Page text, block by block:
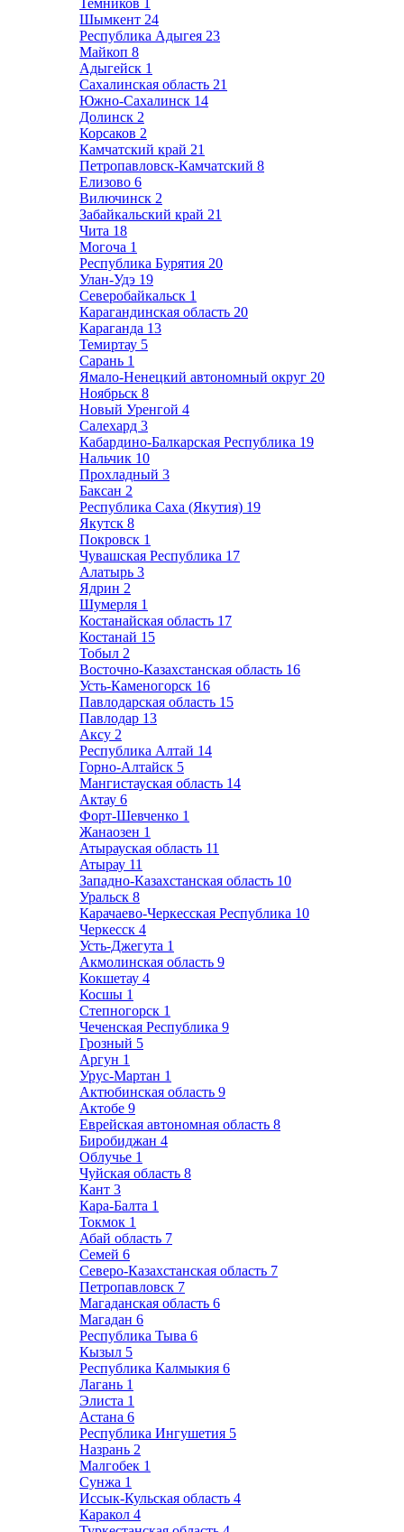
Темников 1
Шымкент 24
Республика Адыгея 23
Майкоп 8
Адыгейск 1
Сахалинская область 21
Южно-Сахалинск 14
Долинск 2
Корсаков 2
Камчатский край 21
Петропавловск-Камчатский 8
Елизово 6
Вилючинск 2
Забайкальский край 21
Чита 18
Могоча 1
Республика Бурятия 20
Улан-Удэ 19
Северобайкальск 1
Карагандинская область 20
Караганда 13
Темиртау 5
Сарань 1
Ямало-Ненецкий автономный округ 20
Ноябрьск 8
Новый Уренгой 4
Салехард 3
Кабардино-Балкарская Республика 19
Нальчик 10
Прохладный 3
Баксан 2
Республика Саха (Якутия) 19
Якутск 8
Покровск 1
Чувашская Республика 17
Алатырь 3
Ядрин 2
Шумерля 1
Костанайская область 17
Костанай 15
Тобыл 2
Восточно-Казахстанская область 16
Усть-Каменогорск 16
Павлодарская область 15
Павлодар 13
Аксу 2
Республика Алтай 14
Горно-Алтайск 5
Мангистауская область 14
Актау 6
Форт-Шевченко 1
Жанаозен 1
Атырауская область 11
Атырау 11
Западно-Казахстанская область 10
Уральск 8
Карачаево-Черкесская Республика 10
Черкесск 4
Усть-Джегута 1
Акмолинская область 9
Кокшетау 4
Косшы 1
Степногорск 1
Чеченская Республика 9
Грозный 5
Аргун 1
Урус-Мартан 1
Актюбинская область 9
Актобе 9
Еврейская автономная область 8
Биробиджан 4
Облучье 1
Чуйская область 8
Кант 3
Кара-Балта 1
Токмок 1
Абай область 7
Семей 6
Северо-Казахстанская область 7
Петропавловск 7
Магаданская область 6
Магадан 6
Республика Тыва 6
Кызыл 5
Республика Калмыкия 6
Лагань 1
Элиста 1
Астана 6
Республика Ингушетия 5
Назрань 2
Малгобек 1
Сунжа 1
Иссык-Кульская область 4
Каракол 4